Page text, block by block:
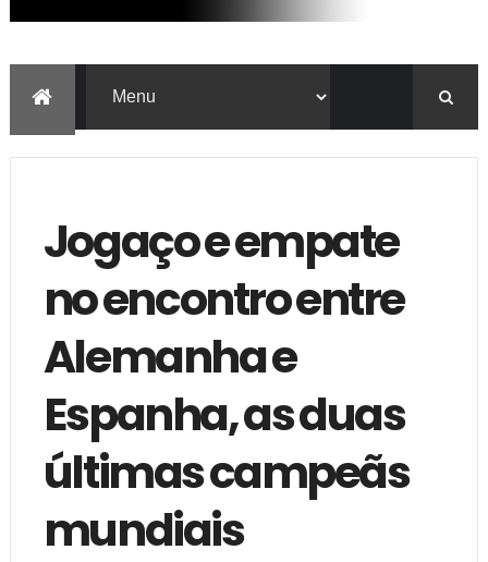
Jogaço e empate
no encontro entre
Alemanha e
Espanha, as duas
últimas campeãs
mundiais